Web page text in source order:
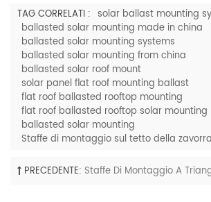
TAG CORRELATI : solar ballast mounting
ballasted solar mounting made in china
ballasted solar mounting systems
ballasted solar mounting from china
ballasted solar roof mount
solar panel flat roof mounting ballast
flat roof ballasted rooftop mounting
flat roof ballasted rooftop solar mounting
ballasted solar mounting
Staffe di montaggio sul tetto della zavorra
PRECEDENTE: Staffe Di Montaggio A